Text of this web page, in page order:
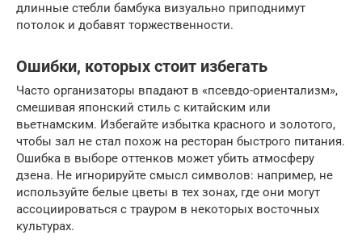
длинные стебли бамбука визуально приподнимут
потолок и добавят торжественности.
Ошибки, которых стоит избегать
Часто организаторы впадают в «псевдо-ориентализм»,
смешивая японский стиль с китайским или
вьетнамским. Избегайте избытка красного и золотого,
чтобы зал не стал похож на ресторан быстрого питания.
Ошибка в выборе оттенков может убить атмосферу
дзена. Не игнорируйте смысл символов: например, не
используйте белые цветы в тех зонах, где они могут
ассоциироваться с трауром в некоторых восточных
культурах.